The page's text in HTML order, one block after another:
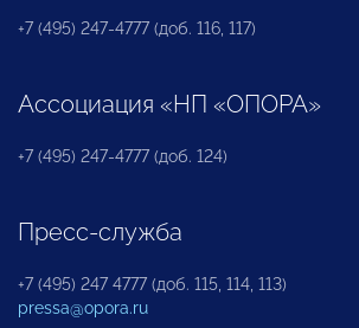
+7 (495) 247-4777 (доб. 116, 117)
Ассоциация «НП «ОПОРА»
+7 (495) 247-4777 (доб. 124)
Пресс-служба
+7 (495) 247 4777 (доб. 115, 114, 113)
pressa@opora.ru